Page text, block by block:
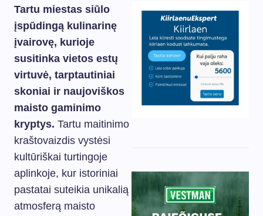
Tartu miestas siūlo
įspūdingą kulinarinę
įvairovę, kurioje
susitinka vietos estų
virtuvė, tarptautiniai
skoniai ir naujoviškos
maisto gaminimo
kryptys. Tartu maitinimo
kraštovaizdis vystėsi
kultūriškai turtingoje
aplinkoje, kur istoriniai
pastatai suteikia unikalią
atmosferą maisto